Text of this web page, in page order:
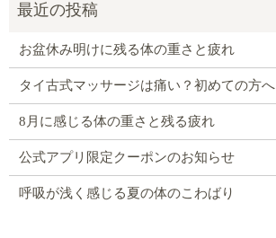
お盆休み明けに残る体の重さと疲れ
タイ古式マッサージは痛い？初めての方へ
8月に感じる体の重さと残る疲れ
公式アプリ限定クーポンのお知らせ
呼吸が浅く感じる夏の体のこわばり